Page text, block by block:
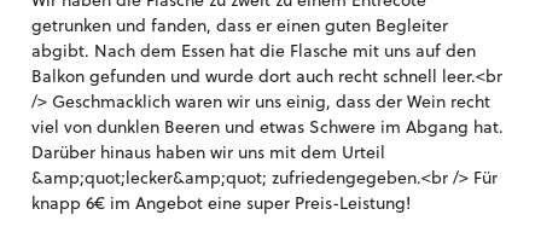
getrunken und fanden, dass er einen guten Begleiter
abgibt. Nach dem Essen hat die Flasche mit uns auf den
Balkon gefunden und wurde dort auch recht schnell leer.<br
/> Geschmacklich waren wir uns einig, dass der Wein recht
viel von dunklen Beeren und etwas Schwere im Abgang hat.
Darüber hinaus haben wir uns mit dem Urteil
&amp;quot;lecker&amp;quot; zufriedengegeben.<br /> Für
knapp 6€ im Angebot eine super Preis-Leistung!